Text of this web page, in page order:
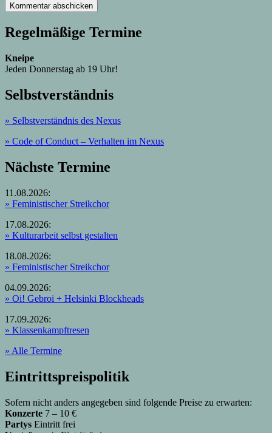
Regelmäßige Termine
Kneipe
Jeden Donnerstag ab 19 Uhr!
Selbstverständnis
» Selbstverständnis des Nexus
» Code of Conduct – Verhalten im Nexus
Nächste Termine
11.08.2026:
» Feministischer Streikchor
17.08.2026:
» Kulturarbeit selbst gestalten
18.08.2026:
» Feministischer Streikchor
04.09.2026:
» Oi! Gebroi + Helsinki Blockheads
17.09.2026:
» Klassenkampftresen
» Alle Termine
Eintrittspreispolitik
Sofern nicht anders angegeben sind folgende Preise zu erwarten:
Konzerte 7 – 10 €
Partys Eintritt frei